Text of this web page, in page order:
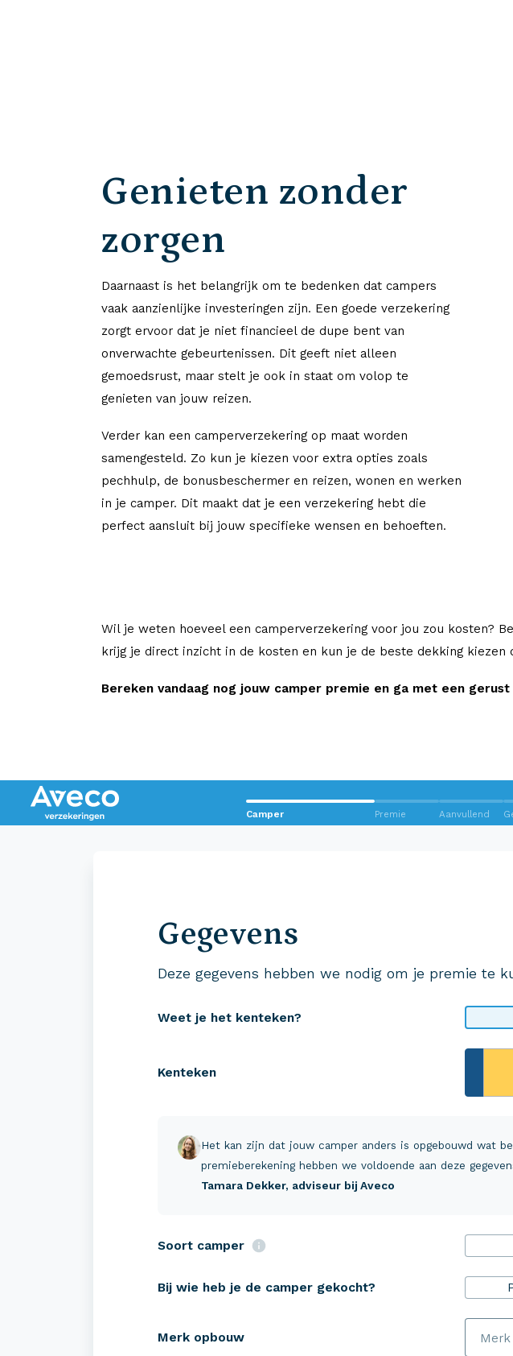
Genieten zonder
zorgen
Daarnaast is het belangrijk om te bedenken dat campers
vaak aanzienlijke investeringen zijn. Een goede verzekering
zorgt ervoor dat je niet financieel de dupe bent van
onverwachte gebeurtenissen. Dit geeft niet alleen
gemoedsrust, maar stelt je ook in staat om volop te
genieten van jouw reizen.
Verder kan een camperverzekering op maat worden
samengesteld. Zo kun je kiezen voor extra opties zoals
pechhulp, de bonusbeschermer en reizen, wonen en werken
in je camper. Dit maakt dat je een verzekering hebt die
perfect aansluit bij jouw specifieke wensen en behoeften.
Wil je weten hoeveel een camperverzekering voor jou zou kosten?
krijg je direct inzicht in de kosten en kun je de beste dekking kiezen
Bereken vandaag nog jouw camper premie en ga met een
Camper Premie Aanvullend
Gegevens
Deze gegevens hebben we nodig om je premie te
Weet je het kenteken?
Kenteken
Het kan zijn dat jouw camper anders is opgebouwd wat
premieberekening hebben we voldoende aan deze
Tamara Dekker, adviseur bij Aveco
Soort camper
Bij wie heb je de camper gekocht?
Merk opbouw
Wij staan voor je klaar!
Buscamper verzekeren
Caravan verzekeren
Pechhulp+
Schadeverzekering inzittenden